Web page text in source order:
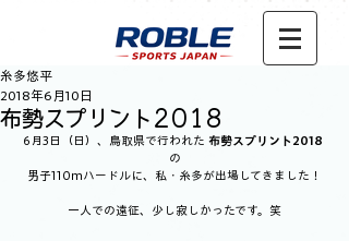
布勢スプリント2018
糸多悠平
2018年6月10日
6月3日（日）、鳥取県で行われた 布勢スプリント2018
の
男子110mハードルに、私・糸多が出場してきました！
一人での遠征、少し寂しかったです。笑